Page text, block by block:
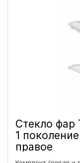
Стекло фар
1
правое